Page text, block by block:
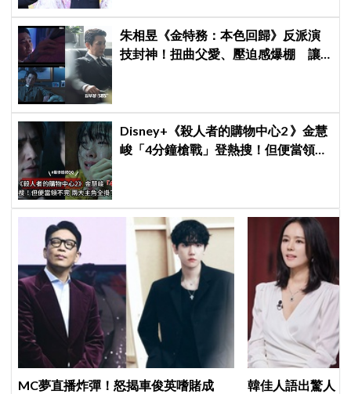
朱相昱《金特務：本色回歸》反派演
技封神！扭曲父愛、壓迫感爆棚 讓
Disney+《殺人者的購物中心2 》金慧
峻「4分鐘槍戰」登熱搜！但便當領不
MC夢直播炸彈！怒揭車俊英嗜賭成
韓佳人語出驚人